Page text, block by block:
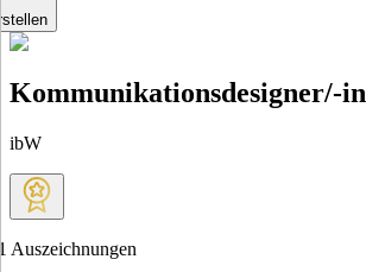
Kommunikationsdesigner/-in
ibW
Auszeichnungen